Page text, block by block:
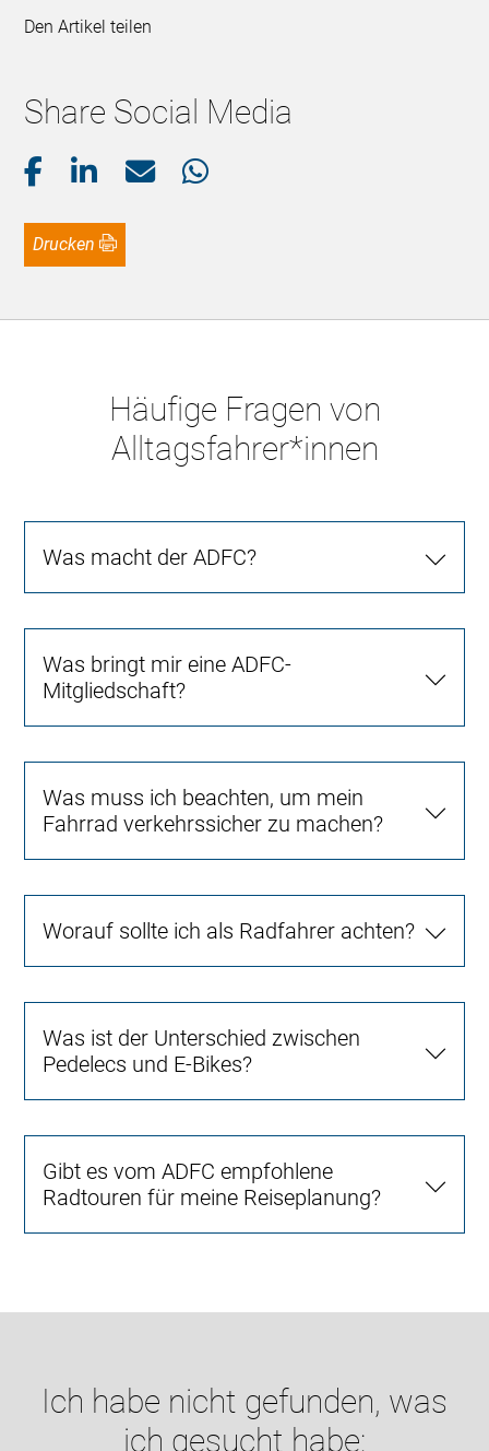
Den Artikel teilen
Share Social Media
Drucken
Häufige Fragen von
Alltagsfahrer*innen
Was macht der ADFC?
Was bringt mir eine ADFC-
Mitgliedschaft?
Was muss ich beachten, um mein
Fahrrad verkehrssicher zu machen?
Worauf sollte ich als Radfahrer achten?
Was ist der Unterschied zwischen
Pedelecs und E-Bikes?
Gibt es vom ADFC empfohlene
Radtouren für meine Reiseplanung?
Ich habe nicht gefunden, was
ich gesucht habe: